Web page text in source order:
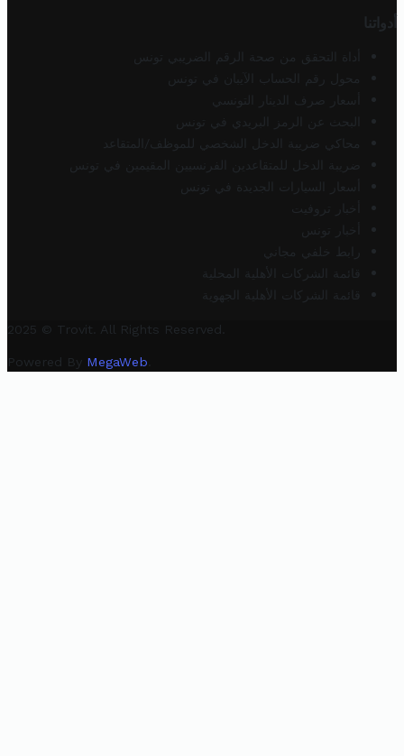
أدواتنا
أداة التحقق من صحة الرقم الضريبي تونس
محول رقم الحساب الآيبان في تونس
أسعار صرف الدينار التونسي
البحث عن الرمز البريدي في تونس
محاكي ضريبة الدخل الشخصي للموظف/المتقاعد
ضريبة الدخل للمتقاعدين الفرنسيين المقيمين في تونس
أسعار السيارات الجديدة في تونس
أخبار تروفيت
أخبار تونس
رابط خلفي مجاني
قائمة الشركات الأهلية المحلية
قائمة الشركات الأهلية الجهوية
2025 © Trovit. All Rights Reserved.
Powered By MegaWeb